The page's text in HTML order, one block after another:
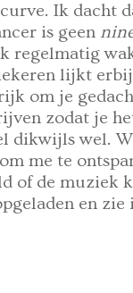
Ik dacht
is geen
regelmatig
lijkt
om je
zodat je
dikwijls wel.
me te
of de muziek
en zie